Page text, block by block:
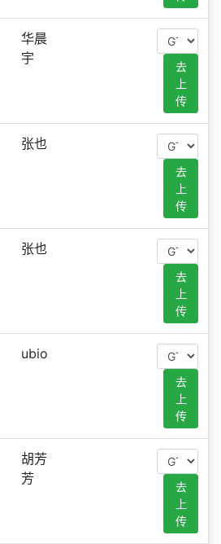
华晨
宇
去
上
传
张也
去
上
传
张也
去
上
传
ubio
去
上
传
胡芳
芳
去
上
传